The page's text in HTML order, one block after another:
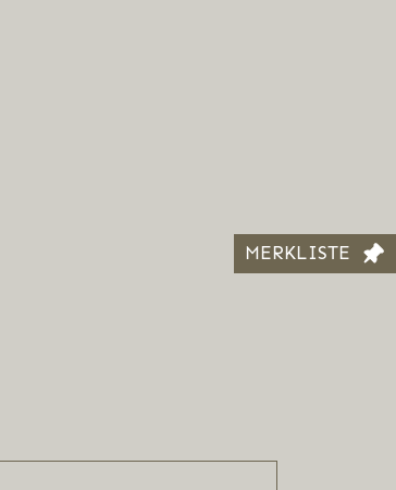
MERKLISTE